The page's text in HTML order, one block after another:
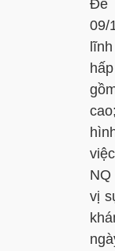
Đề
09/
vị